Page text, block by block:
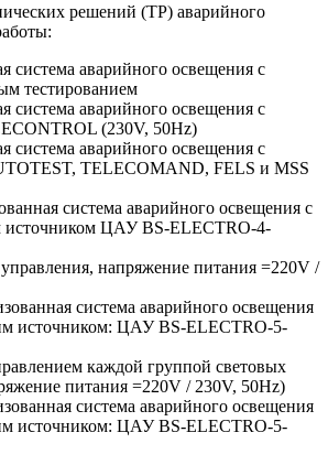
решений (ТР) аварийного
система аварийного освещения с
тестированием
система аварийного освещения с
(230V, 50Hz)
система аварийного освещения с
TELECOMAND, FELS и MSS
система аварийного освещения с
источником ЦАУ BS-ELECTRO-4-
управления, напряжение питания =220V /
система аварийного освещения
источником: ЦАУ BS-ELEСTRO-5-
каждой группой световых
питания =220V / 230V, 50Hz)
система аварийного освещения
источником: ЦАУ BS-ELEСTRO-5-